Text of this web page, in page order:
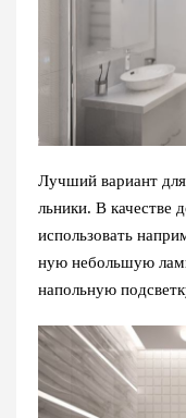
Лучший вариант
льники. В качестве
использовать
ную небольшую
напольную